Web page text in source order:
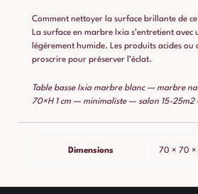
Comment nettoyer la surface brillante de
La surface en marbre Ixia s’entretient avec
légèrement humide. Les produits acides ou
proscrire pour préserver l’éclat.
Table basse Ixia marbre blanc — marbre
70×H 1 cm — minimaliste — salon 15-25m2
Dimensions 70 × 70 ×